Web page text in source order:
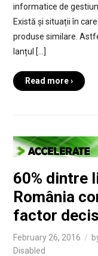
informatice de
Există și situații în
produse similare.
lanțul […]
Read more ›
60% dintre
România
factor
February 26, 2016
Disabled